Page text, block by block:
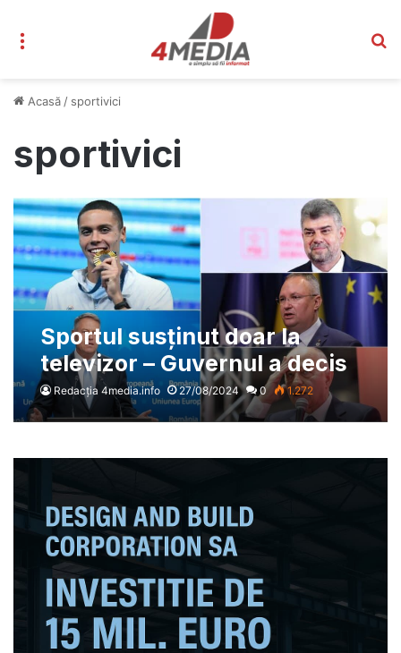
Acasă / sportivici
sportivici
Sportul susținut doar la
televizor – Guvernul a decis
să taie din bursele
sportivilor
Redacția 4media.info 27/08/2024 0 1.272